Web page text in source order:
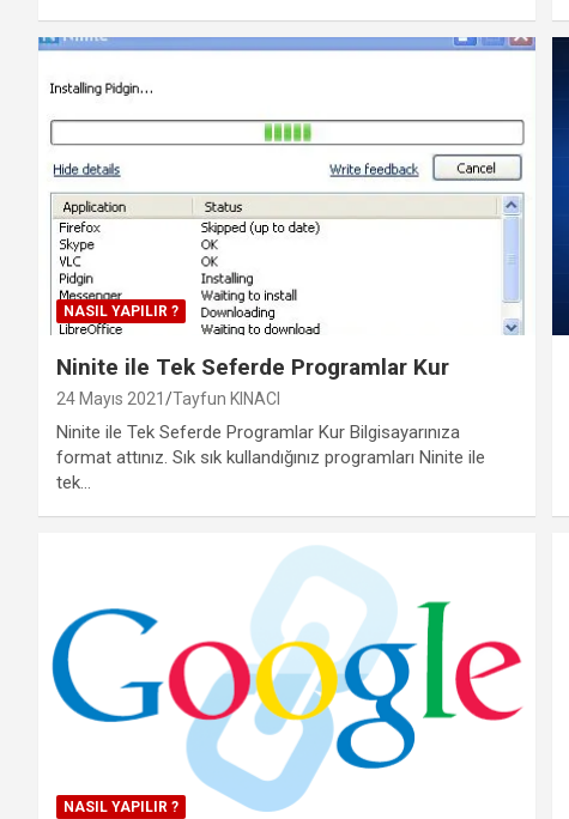
NASIL YAPILIR ?
Ninite ile Tek Seferde Programlar Kur
24 Mayıs 2021 Tayfun KINACI
Ninite ile Tek Seferde Programlar Kur Bilgisayarınıza
format attınız. Sık sık kullandığınız programları Ninite ile
tek…
NASIL YAPILIR ?